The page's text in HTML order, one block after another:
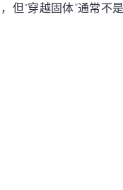
“穿越固体”通常不是